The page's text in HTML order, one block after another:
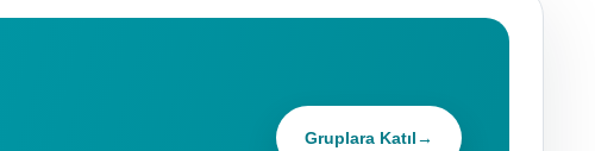
Gruplara Katıl→